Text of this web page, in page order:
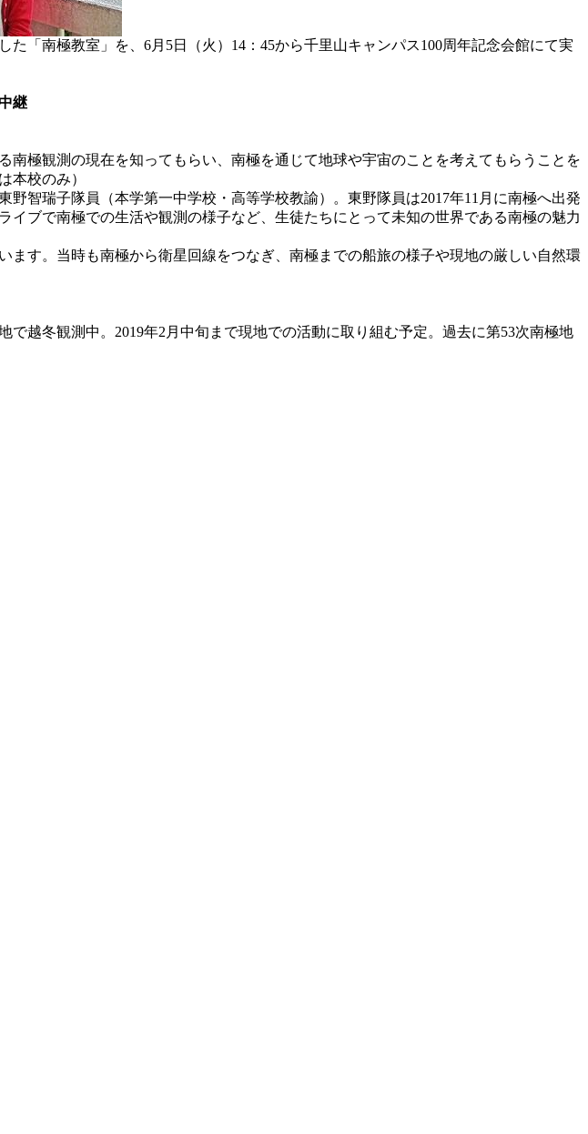
「南極教室」を、6月5日（火）14：45から千里山キャンパス100周年記念会館にて実
継
極観測の現在を知ってもらい、南極を通じて地球や宇宙のことを考えてもらうことを
本校のみ）
智瑞子隊員（本学第一中学校・高等学校教諭）。東野隊員は2017年11月に南極へ出発
ブで南極での生活や観測の様子など、生徒たちにとって未知の世界である南極の魅力
す。当時も南極から衛星回線をつなぎ、南極までの船旅の様子や現地の厳しい自然環
越冬観測中。2019年2月中旬まで現地での活動に取り組む予定。過去に第53次南極地